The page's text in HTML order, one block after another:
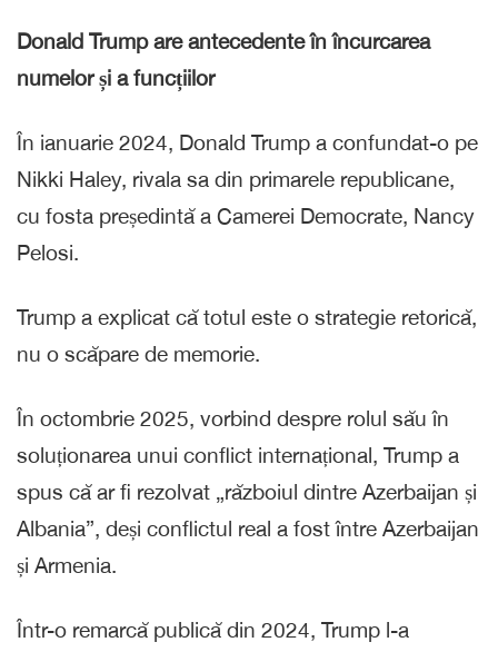
Donald Trump are antecedente în încurcarea
numelor și a funcțiilor
În ianuarie 2024, Donald Trump a confundat-o pe
Nikki Haley, rivala sa din primarele republicane,
cu fosta președintă a Camerei Democrate, Nancy
Pelosi.
Trump a explicat că totul este o strategie retorică,
nu o scăpare de memorie.
În octombrie 2025, vorbind despre rolul său în
soluționarea unui conflict internațional, Trump a
spus că ar fi rezolvat „războiul dintre Azerbaijan și
Albania”, deși conflictul real a fost între Azerbaijan
și Armenia.
Într-o remarcă publică din 2024, Trump l-a